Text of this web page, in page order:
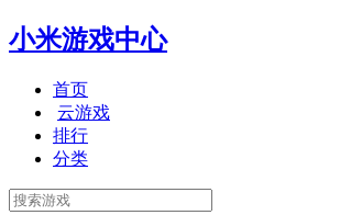
小米游戏中心
首页
云游戏
排行
分类